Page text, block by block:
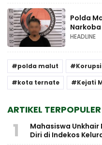
Polda
Narkoba
HEADLINE
polda malut Korupsi
kota ternate
Kejati
ARTIKEL TERPOPULER
1
Mahasiswa
Diri di Indekos